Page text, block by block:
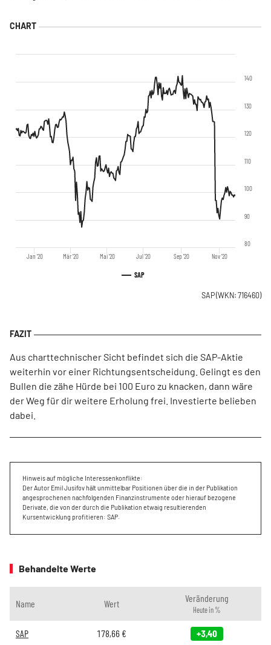
SAP
Jan '20 Mär '20 Mai '20 Jul '20 Sep '20 Nov '20
80
90
100
110
120
130
140
SAP(WKN: 716460)
Aus charttechnischer Sicht befindet sich die SAP-Aktie
weiterhin vor einer Richtungsentscheidung. Gelingt es den
Bullen die zähe Hürde bei 100 Euro zu knacken, dann wäre
der Weg für dir weitere Erholung frei. Investierte belieben
dabei.
Hinweis auf mögliche Interessenkonflikte:
Der Autor Emil Jusifov hält unmittelbar Positionen über die in der Publikation
angesprochenen nachfolgenden Finanzinstrumente oder hierauf bezogene
Derivate, die von der durch die Publikation etwaig resultierenden
Kursentwicklung profitieren: SAP.
Behandelte Werte
Name Wert Veränderung
Heute in %
SAP 178,66 € +3,40